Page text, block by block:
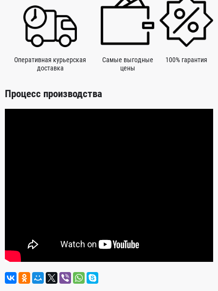
Оперативная курьерская
доставка
Самые выгодные
цены
100% гарантия
Процесс производства